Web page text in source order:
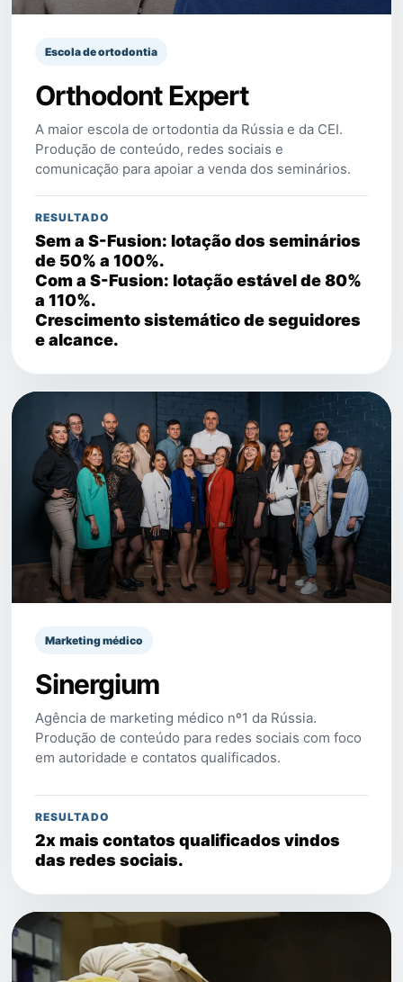
Escola de ortodontia
Orthodont Expert
A maior escola de ortodontia da Rússia e da CEI.
Produção de conteúdo, redes sociais e
comunicação para apoiar a venda dos seminários.
RESULTADO
Sem a S-Fusion: lotação dos seminários
de 50% a 100%.
Com a S-Fusion: lotação estável de 80%
a 110%.
Crescimento sistemático de seguidores
e alcance.
Marketing médico
Sinergium
Agência de marketing médico nº1 da Rússia.
Produção de conteúdo para redes sociais com foco
em autoridade e contatos qualificados.
RESULTADO
2x mais contatos qualificados vindos
das redes sociais.